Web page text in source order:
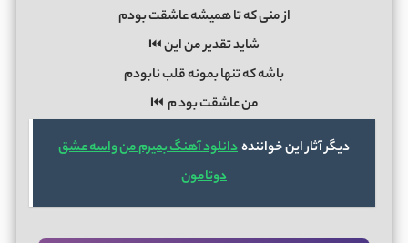
از منی که تا همیشه عاشقت بودم
شاید تقدیر من این ⏮
باشه که تنها بمونه قلب نابودم
من عاشقت بودم ⏮
دیگر آثار این خوانندهدانلود آهنگ بمیرم من واسه عشق
دوتامون